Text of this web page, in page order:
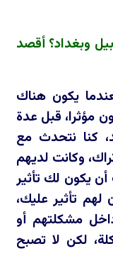
وبغداد؟ أقصد
يكون هناك
مؤثرا، قبل عدة
كنا نتحدث مع
وكانت لديهم
أن يكون لك تأثير
تأثير عليك،
مشكلتهم أو
لكن لا تصبح